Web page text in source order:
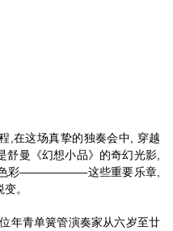
,在这场真挚的独奏会中, 穿越
舒曼《幻想小品》的奇幻光影,
色彩——————这些重要乐章,
。
年青单簧管演奏家从六岁至廿